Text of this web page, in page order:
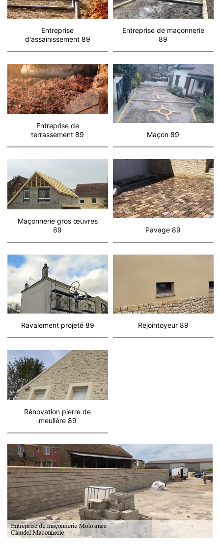
Entreprise
d'assainissement 89
Entreprise de maçonnerie
89
Entreprise de
terrassement 89
Maçon 89
Maçonnerie gros œuvres
89
Pavage 89
Ravalement projeté 89 Rejointoyeur 89
Rénovation pierre de
meulière 89